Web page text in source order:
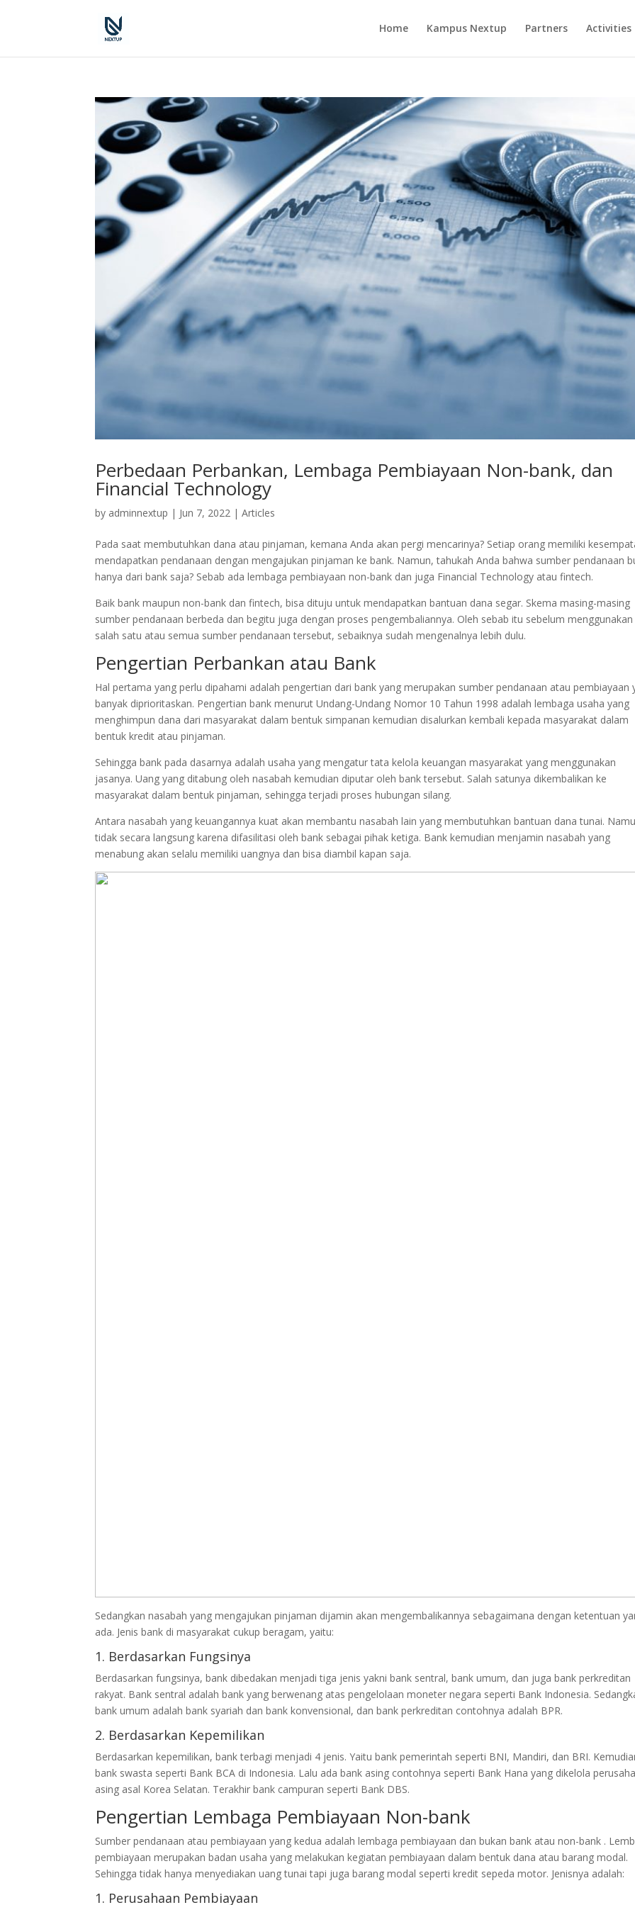
Home Kampus Nextup Partners Activities
Perbedaan Perbankan, Lembaga Pembiayaan Non-bank, dan
Financial Technology
by adminnextup | Jun 7, 2022 |Articles
Pada saat membutuhkan dana atau pinjaman, kemana Anda akan pergi mencarinya? Setiap orang memiliki
mendapatkan pendanaan dengan mengajukan pinjaman ke bank. Namun, tahukah Anda bahwa sumber pendanaan
hanya dari bank saja? Sebab ada lembaga pembiayaan non-bank dan juga Financial Technology atau fintech.
Baik bank maupun non-bank dan fintech, bisa dituju untuk mendapatkan bantuan dana segar. Skema masing-masing
sumber pendanaan berbeda dan begitu juga dengan proses pengembaliannya. Oleh sebab itu sebelum menggunakan
salah satu atau semua sumber pendanaan tersebut, sebaiknya sudah mengenalnya lebih dulu.
Pengertian Perbankan atau Bank
Hal pertama yang perlu dipahami adalah pengertian dari bank yang merupakan sumber pendanaan atau pembiayaan
banyak diprioritaskan. Pengertian bank menurut Undang-Undang Nomor 10 Tahun 1998 adalah lembaga usaha yang
menghimpun dana dari masyarakat dalam bentuk simpanan kemudian disalurkan kembali kepada masyarakat dalam
bentuk kredit atau pinjaman.
Sehingga bank pada dasarnya adalah usaha yang mengatur tata kelola keuangan masyarakat yang menggunakan
jasanya. Uang yang ditabung oleh nasabah kemudian diputar oleh bank tersebut. Salah satunya dikembalikan ke
masyarakat dalam bentuk pinjaman, sehingga terjadi proses hubungan silang.
Antara nasabah yang keuangannya kuat akan membantu nasabah lain yang membutuhkan bantuan dana tunai.
tidak secara langsung karena difasilitasi oleh bank sebagai pihak ketiga. Bank kemudian menjamin nasabah yang
menabung akan selalu memiliki uangnya dan bisa diambil kapan saja.
Sedangkan nasabah yang mengajukan pinjaman dijamin akan mengembalikannya sebagaimana dengan ketentuan
ada. Jenis bank di masyarakat cukup beragam, yaitu:
1. Berdasarkan Fungsinya
Berdasarkan fungsinya, bank dibedakan menjadi tiga jenis yakni bank sentral, bank umum, dan juga bank perkreditan
rakyat. Bank sentral adalah bank yang berwenang atas pengelolaan moneter negara seperti Bank Indonesia.
bank umum adalah bank syariah dan bank konvensional, dan bank perkreditan contohnya adalah BPR.
2. Berdasarkan Kepemilikan
Berdasarkan kepemilikan, bank terbagi menjadi 4 jenis. Yaitu bank pemerintah seperti BNI, Mandiri, dan BRI.
bank swasta seperti Bank BCA di Indonesia. Lalu ada bank asing contohnya seperti Bank Hana yang dikelola
asing asal Korea Selatan. Terakhir bank campuran seperti Bank DBS.
Pengertian Lembaga Pembiayaan Non-bank
Sumber pendanaan atau pembiayaan yang kedua adalah lembaga pembiayaan dan bukan bank atau non-bank .
pembiayaan merupakan badan usaha yang melakukan kegiatan pembiayaan dalam bentuk dana atau barang modal.
Sehingga tidak hanya menyediakan uang tunai tapi juga barang modal seperti kredit sepeda motor. Jenisnya adalah:
1. Perusahaan Pembiayaan